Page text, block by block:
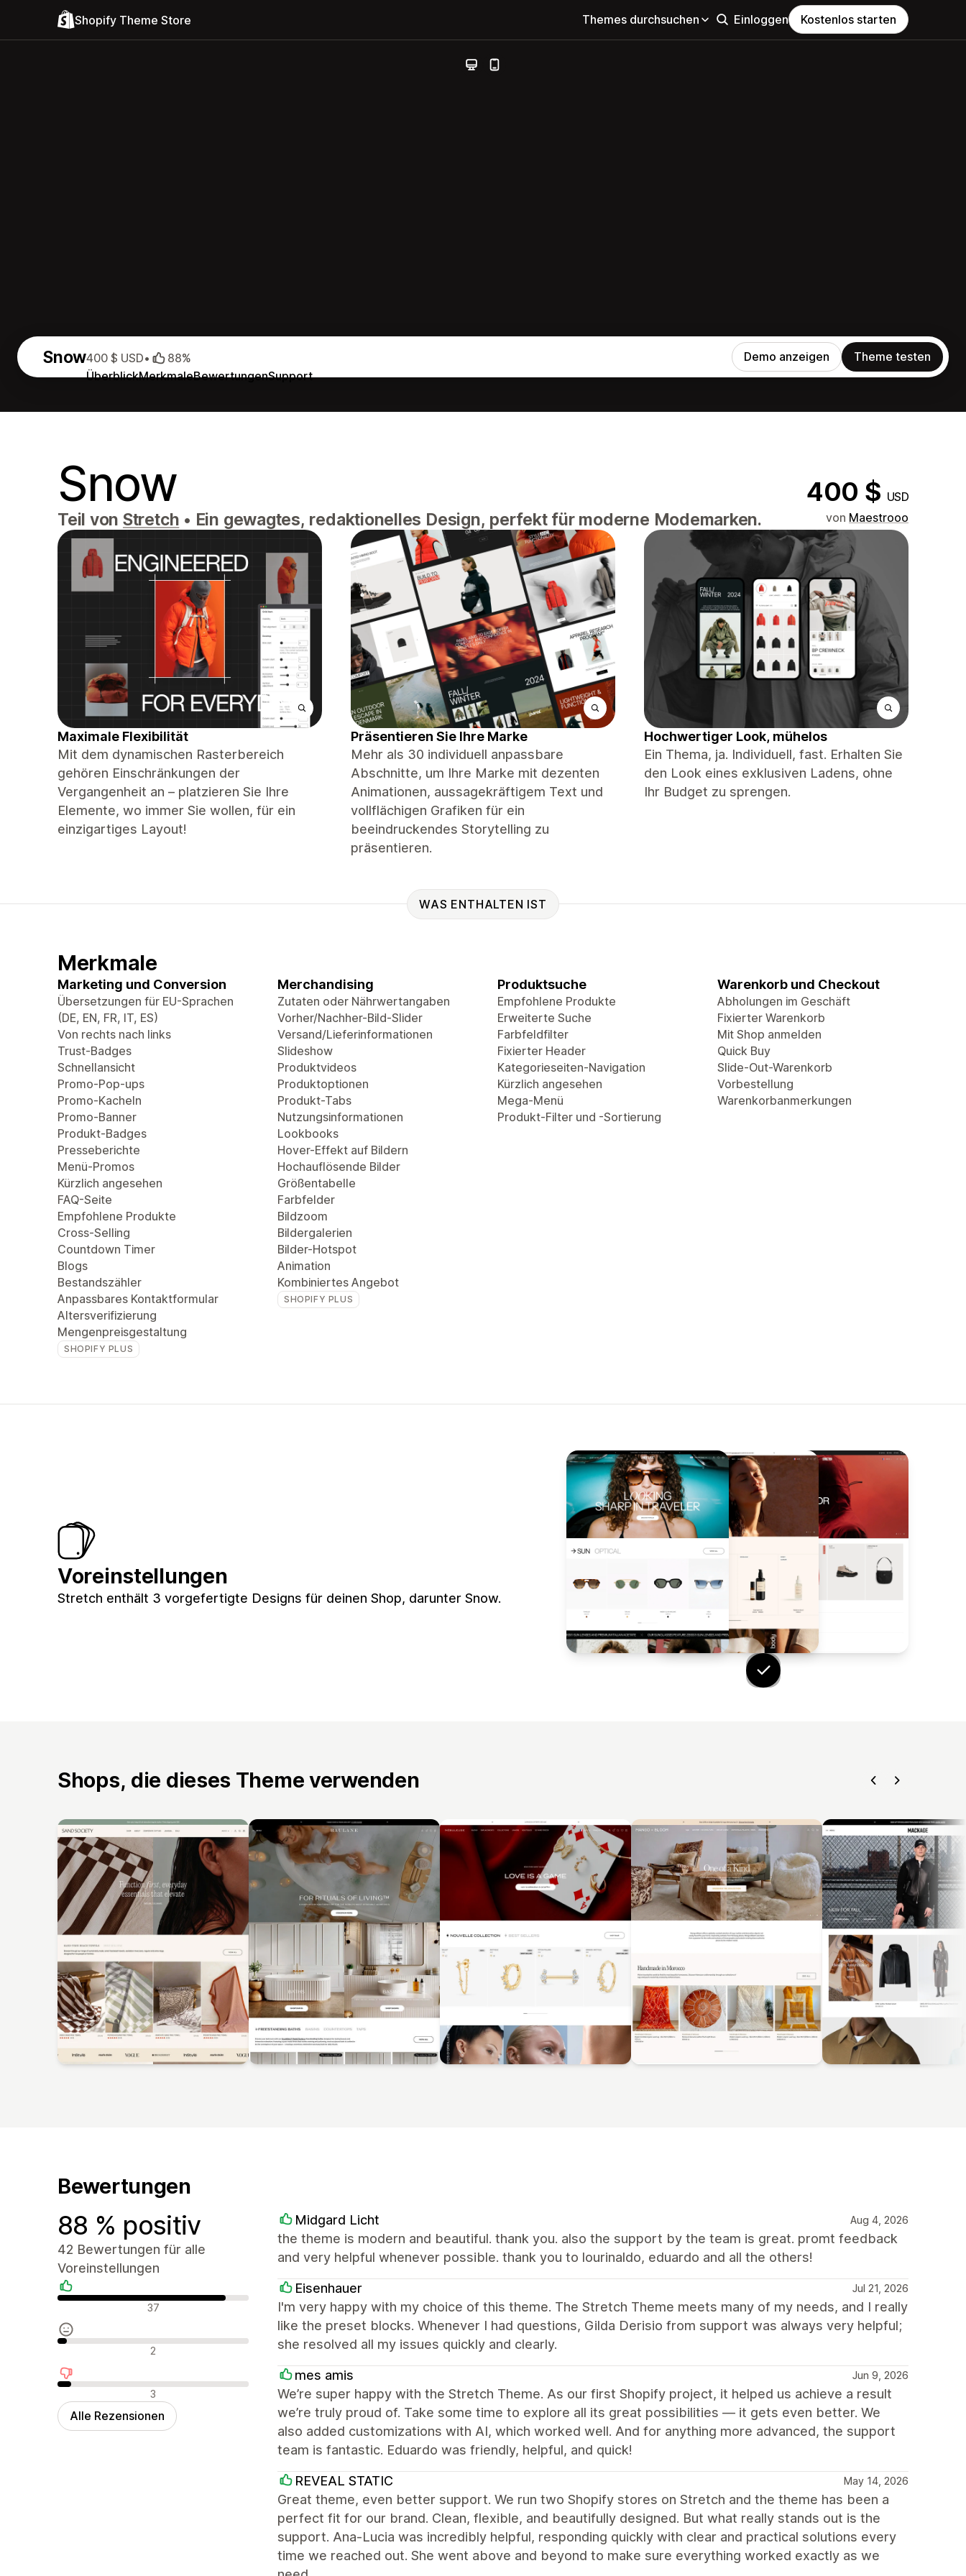
Shopify Theme Store Themes durchsuchen Einloggen Kostenlos starten
Snow
ÜberblickMerkmaleBewertungenSupport
400 $ USD• 88% Demo anzeigen Theme testen
Snow 400 $ USD
Teil von Stretch • Ein gewagtes, redaktionelles Design, perfekt für moderne Modemarken. von Maestrooo
Maximale Flexibilität
Mit dem dynamischen Rasterbereich
gehören Einschränkungen der
Vergangenheit an – platzieren Sie Ihre
Elemente, wo immer Sie wollen, für ein
einzigartiges Layout!
Präsentieren Sie Ihre Marke
Mehr als 30 individuell anpassbare
Abschnitte, um Ihre Marke mit dezenten
Animationen, aussagekräftigem Text und
vollflächigen Grafiken für ein
beeindruckendes Storytelling zu
präsentieren.
Hochwertiger Look, mühelos
Ein Thema, ja. Individuell, fast. Erhalten Sie
den Look eines exklusiven Ladens, ohne
Ihr Budget zu sprengen.
WAS ENTHALTEN IST
Merkmale
Marketing und Conversion
Übersetzungen für EU-Sprachen
(DE, EN, FR, IT, ES)
Von rechts nach links
Trust-Badges
Schnellansicht
Promo-Pop-ups
Promo-Kacheln
Promo-Banner
Produkt-Badges
Presseberichte
Menü-Promos
Kürzlich angesehen
FAQ-Seite
Empfohlene Produkte
Cross-Selling
Countdown Timer
Blogs
Bestandszähler
Anpassbares Kontaktformular
Altersverifizierung
Mengenpreisgestaltung
SHOPIFY PLUS
Merchandising
Zutaten oder Nährwertangaben
Vorher/Nachher-Bild-Slider
Versand/Lieferinformationen
Slideshow
Produktvideos
Produktoptionen
Produkt-Tabs
Nutzungsinformationen
Lookbooks
Hover-Effekt auf Bildern
Hochauflösende Bilder
Größentabelle
Farbfelder
Bildzoom
Bildergalerien
Bilder-Hotspot
Animation
Kombiniertes Angebot
SHOPIFY PLUS
Produktsuche
Empfohlene Produkte
Erweiterte Suche
Farbfeldfilter
Fixierter Header
Kategorieseiten-Navigation
Kürzlich angesehen
Mega-Menü
Produkt-Filter und -Sortierung
Warenkorb und Checkout
Abholungen im Geschäft
Fixierter Warenkorb
Mit Shop anmelden
Quick Buy
Slide-Out-Warenkorb
Vorbestellung
Warenkorbanmerkungen
Voreinstellungen
Stretch enthält 3 vorgefertigte Designs für deinen Shop, darunter Snow.
Shops, die dieses Theme verwenden
Bewertungen
88 % positiv
42 Bewertungen für alle
Voreinstellungen
Positive Bewertungen
37
Neutrale Bewertungen
2
Negative Bewertungen
3
Alle Rezensionen
Midgard Licht Aug 4, 2026
the theme is modern and beautiful. thank you. also the support by the team is great. promt feedback
and very helpful whenever possible. thank you to lourinaldo, eduardo and all the others!
Eisenhauer Jul 21, 2026
I'm very happy with my choice of this theme. The Stretch Theme meets many of my needs, and I really
like the preset blocks. Whenever I had questions, Gilda Derisio from support was always very helpful;
she resolved all my issues quickly and clearly.
mes amis Jun 9, 2026
We’re super happy with the Stretch Theme. As our first Shopify project, it helped us achieve a result
we’re truly proud of. Take some time to explore all its great possibilities — it gets even better. We
also added customizations with AI, which worked well. And for anything more advanced, the support
team is fantastic. Eduardo was friendly, helpful, and quick!
REVEAL STATIC May 14, 2026
Great theme, even better support. We run two Shopify stores on Stretch and the theme has been a
perfect fit for our brand. Clean, flexible, and beautifully designed. But what really stands out is the
support. Ana-Lucia was incredibly helpful, responding quickly with clear and practical solutions every
time we reached out. She went above and beyond to make sure everything worked exactly as we